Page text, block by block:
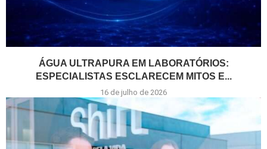
ÁGUA ULTRAPURA EM LABORATÓRIOS:
ESPECIALISTAS ESCLARECEM MITOS E...
16 de julho de 2026